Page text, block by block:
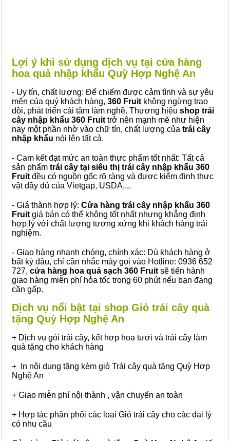
Lợi ý khi sử dụng dịch vụ tại cửa hàng
hoa quả nhập khẩu Quỳ Hợp Nghệ An
- Uy tín, chất lượng: Để chiếm được cảm tình và sự yêu
mến của quý khách hàng, 360 Fruit không ngừng trao
dồi, phát triển cái tâm làm nghề. Thương hiệu shop trái
cây nhập khẩu 360 Fruit trở nên mạnh mẽ như hiện
nay một phần nhờ vào chữ tín, chất lượng của trái cây
nhập khẩu nói lên tất cả.
- Cam kết đạt mức an toàn thực phẩm tốt nhất: Tất cả
sản phẩm trái cây tại siêu thị trái cây nhập khẩu 360
Fruit đều có nguồn gốc rõ ràng và được kiểm định thực
vật đầy đủ của Vietgap, USDA,...
- Giá thành hợp lý: Cửa hàng trái cây nhập khẩu 360
Fruit giá bán có thể không tốt nhất nhưng khẳng định
hợp lý với chất lượng tương xứng khi khách hàng trải
nghiệm.
- Giao hàng nhanh chóng, chính xác: Dù khách hàng ở
bất kỳ đâu, chỉ cần nhắc máy gọi vào Hotline: 0936 652
727, cửa hàng hoa quả sạch 360 Fruit sẽ tiến hành
giao hàng miễn phí hỏa tốc trong 60 phút nếu bạn đang
cần gấp.
Dịch vụ nổi bật tại shop Giỏ trái cây quà
tặng Quỳ Hợp Nghệ An
+ Dịch vụ gói trái cây, kết hợp hoa tươi và trái cây làm
quà tặng cho khách hàng
+ In nội dung tặng kèm giỏ Trái cây quà tặng Quỳ Hợp
Nghệ An
+ Giao miễn phí nội thành , vận chuyển an toàn
+ Hợp tác phân phối các loại Giỏ trái cây cho các đại lý
có nhu cầu